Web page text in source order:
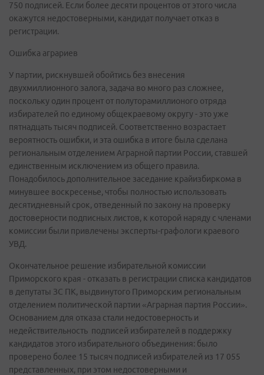
750 подписей. Если более десяти процентов от этого числа
окажутся недостоверными, кандидат получает отказ в
регистрации.
Ошибка аграриев
У партии, рискнувшей обойтись без внесения
двухмиллионного залога, задача во много раз сложнее,
поскольку один процент от полуторамиллионого отряда
избирателей по единому общекраевому округу - это уже
пятнадцать тысяч подписей. Соответственно возрастает
вероятность ошибки, и эта ошибка в итоге была сделана
региональным отделением Аграрной партии России, ставшей
единственным исключением из общего правила.
Понадобилось дополнительное заседание крайизбиркома в
минувшее воскресенье, чтобы полностью использовать
десятидневный срок, отведенный по закону на проверку
достоверности подписных листов, к которой наряду с членами
комиссии были привлечены эксперты-графологи краевого
УВД.
Окончательное решение избирательной комиссии
Приморского края - отказать в регистрации списка кандидатов
в депутаты ЗС ПК, выдвинутого Приморским региональным
отделением политической партии «Аграрная партия России».
Основанием для отказа стали недостоверность и
недействительность подписей избирателей в поддержку
кандидатов этого избирательного объединения: было
проверено более 15 тысяч подписей избирателей из 17 055
представленных, при этом недостоверными и